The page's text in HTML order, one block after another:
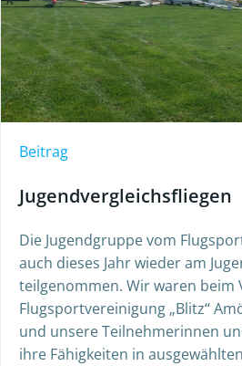
Beitrag
Jugendvergleichsfliegen
Die Jugendgruppe vom
auch dieses Jahr wieder am
teilgenommen. Wir waren beim
Flugsportvereinigung „Blitz“
und unsere Teilnehmerinnen
ihre Fähigkeiten in